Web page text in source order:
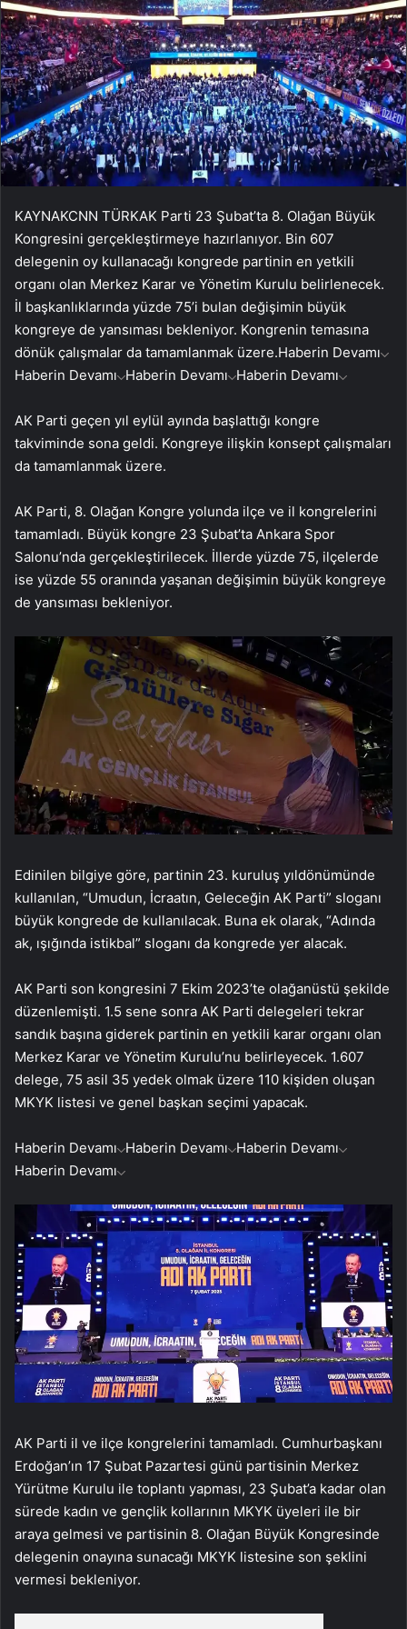
KAYNAKCNN TÜRKAK Parti 23 Şubat’ta 8. Olağan Büyük
Kongresini gerçekleştirmeye hazırlanıyor. Bin 607
delegenin oy kullanacağı kongrede partinin en yetkili
organı olan Merkez Karar ve Yönetim Kurulu belirlenecek.
İl başkanlıklarında yüzde 75’i bulan değişimin büyük
kongreye de yansıması bekleniyor. Kongrenin temasına
dönük çalışmalar da tamamlanmak üzere.Haberin Devamı
Haberin Devamı Haberin Devamı Haberin Devamı
AK Parti geçen yıl eylül ayında başlattığı kongre
takviminde sona geldi. Kongreye ilişkin konsept çalışmaları
da tamamlanmak üzere.
AK Parti, 8. Olağan Kongre yolunda ilçe ve il kongrelerini
tamamladı. Büyük kongre 23 Şubat’ta Ankara Spor
Salonu’nda gerçekleştirilecek. İllerde yüzde 75, ilçelerde
ise yüzde 55 oranında yaşanan değişimin büyük kongreye
de yansıması bekleniyor.
Edinilen bilgiye göre, partinin 23. kuruluş yıldönümünde
kullanılan, “Umudun, İcraatın, Geleceğin AK Parti” sloganı
büyük kongrede de kullanılacak. Buna ek olarak, “Adında
ak, ışığında istikbal” sloganı da kongrede yer alacak.
AK Parti son kongresini 7 Ekim 2023’te olağanüstü şekilde
düzenlemişti. 1.5 sene sonra AK Parti delegeleri tekrar
sandık başına giderek partinin en yetkili karar organı olan
Merkez Karar ve Yönetim Kurulu’nu belirleyecek. 1.607
delege, 75 asil 35 yedek olmak üzere 110 kişiden oluşan
MKYK listesi ve genel başkan seçimi yapacak.
Haberin Devamı Haberin Devamı Haberin Devamı
Haberin Devamı
AK Parti il ve ilçe kongrelerini tamamladı. Cumhurbaşkanı
Erdoğan’ın 17 Şubat Pazartesi günü partisinin Merkez
Yürütme Kurulu ile toplantı yapması, 23 Şubat’a kadar olan
sürede kadın ve gençlik kollarının MKYK üyeleri ile bir
araya gelmesi ve partisinin 8. Olağan Büyük Kongresinde
delegenin onayına sunacağı MKYK listesine son şeklini
vermesi bekleniyor.